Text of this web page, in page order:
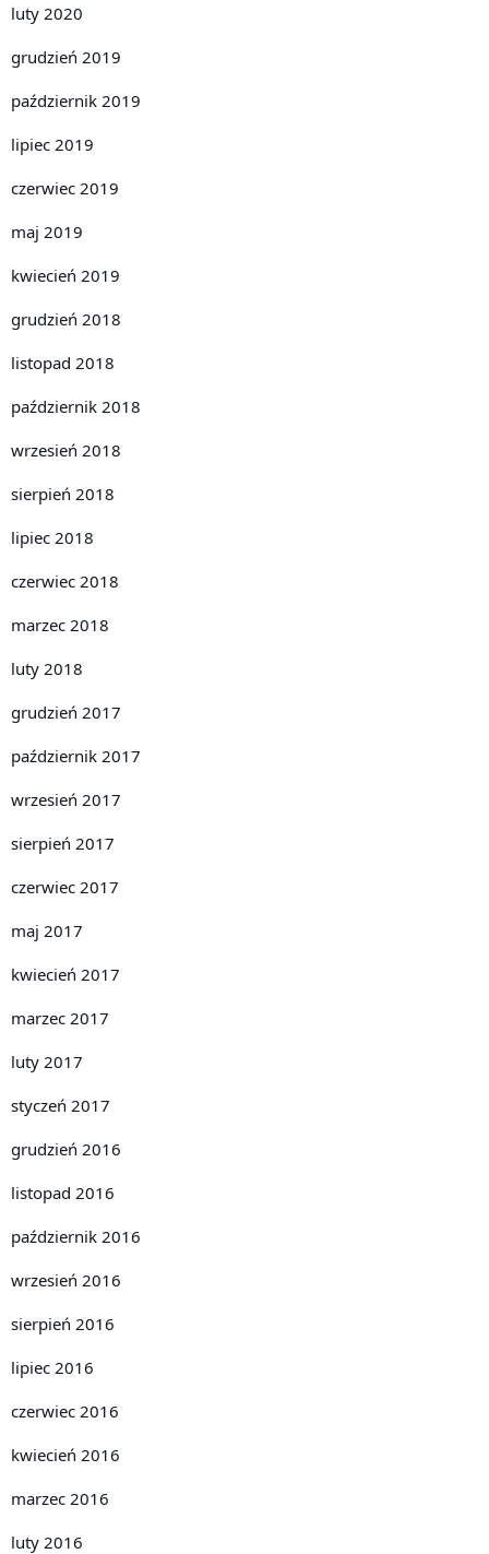
luty 2020
grudzień 2019
październik 2019
lipiec 2019
czerwiec 2019
maj 2019
kwiecień 2019
grudzień 2018
listopad 2018
październik 2018
wrzesień 2018
sierpień 2018
lipiec 2018
czerwiec 2018
marzec 2018
luty 2018
grudzień 2017
październik 2017
wrzesień 2017
sierpień 2017
czerwiec 2017
maj 2017
kwiecień 2017
marzec 2017
luty 2017
styczeń 2017
grudzień 2016
listopad 2016
październik 2016
wrzesień 2016
sierpień 2016
lipiec 2016
czerwiec 2016
kwiecień 2016
marzec 2016
luty 2016